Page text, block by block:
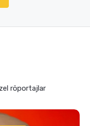
röportajlar